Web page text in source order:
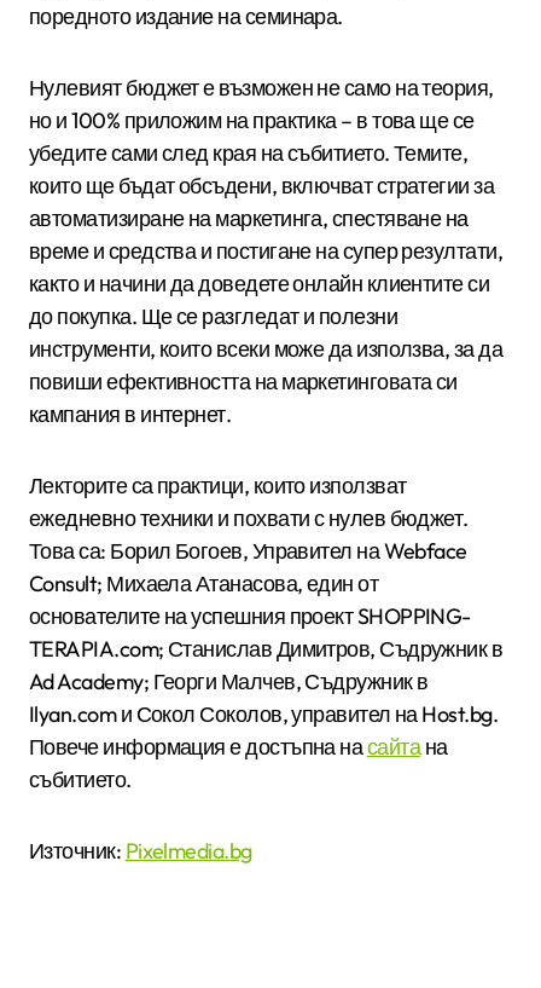
поредното издание на семинара.
Нулевият бюджет е възможен не само на теория,
но и 100% приложим на практика – в това ще се
убедите сами след края на събитието. Темите,
които ще бъдат обсъдени, включват стратегии за
автоматизиране на маркетинга, спестяване на
време и средства и постигане на супер резултати,
както и начини да доведете онлайн клиентите си
до покупка. Ще се разгледат и полезни
инструменти, които всеки може да използва, за да
повиши ефективността на маркетинговата си
кампания в интернет.
Лекторите са практици, които използват
ежедневно техники и похвати с нулев бюджет.
Това са: Борил Богоев, Управител на Webface
Consult; Михаела Атанасова, един от
основателите на успешния проект SHOPPING-
TERAPIA.com; Станислав Димитров, Съдружник в
Ad Academy; Георги Малчев, Съдружник в
Ilyan.com и Сокол Соколов, управител на Host.bg.
Повече информация е достъпна насайтана
събитието.
Източник: Pixelmedia.bg